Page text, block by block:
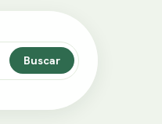
Buscar